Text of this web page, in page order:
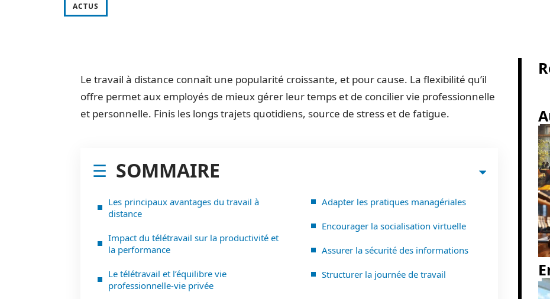
ACTUS
Le travail à distance connaît une popularité croissante, et pour cause. La flexibilité qu’il
offre permet aux employés de mieux gérer leur temps et de concilier vie professionnelle
et personnelle. Finis les longs trajets quotidiens, source de stress et de fatigue.
SOMMAIRE
Les principaux avantages du travail à
distance
Impact du télétravail sur la productivité et
la performance
Le télétravail et l’équilibre vie
professionnelle-vie privée
Adapter les pratiques managériales
Encourager la socialisation virtuelle
Assurer la sécurité des informations
Structurer la journée de travail